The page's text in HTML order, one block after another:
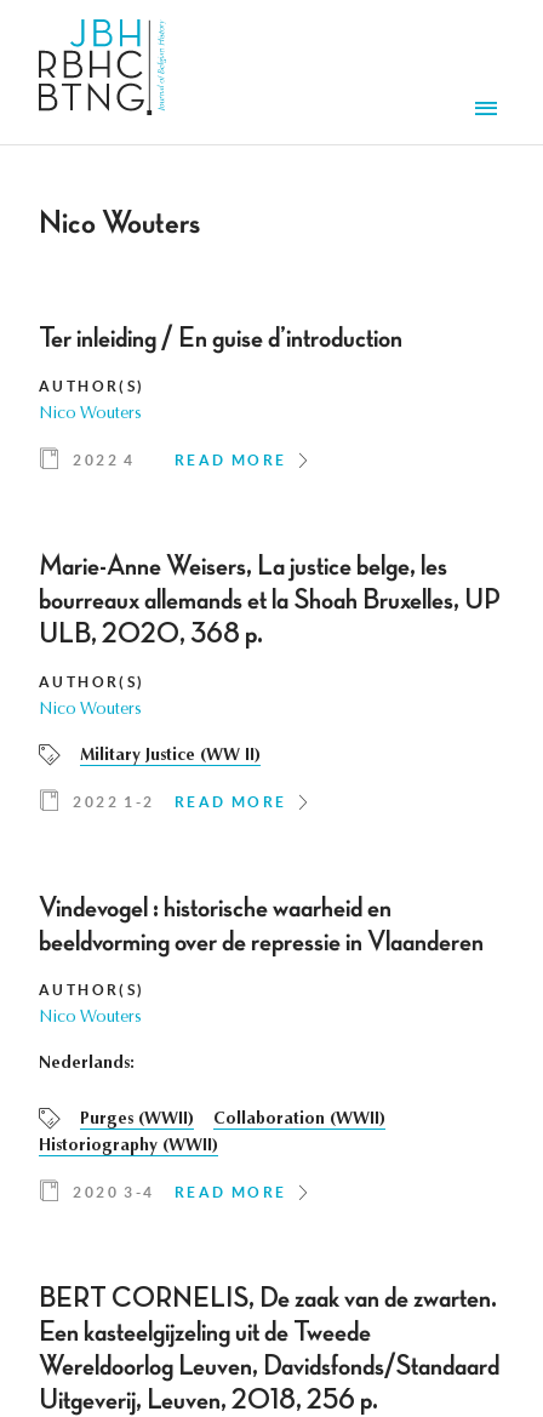
Nico Wouters
Ter inleiding / En guise d’introduction
AUTHOR(S)
Nico Wouters
2022 4 READ MORE
Marie-Anne Weisers, La justice belge, les
bourreaux allemands et la Shoah Bruxelles, UP
ULB, 2020, 368 p.
AUTHOR(S)
Nico Wouters
Military Justice (WW II)
2022 1-2 READ MORE
Vindevogel : historische waarheid en
beeldvorming over de repressie in Vlaanderen
AUTHOR(S)
Nico Wouters
Nederlands:
Purges (WWII)
Collaboration (WWII)
Historiography (WWII)
2020 3-4 READ MORE
BERT CORNELIS, De zaak van de zwarten.
Een kasteelgijzeling uit de Tweede
Wereldoorlog Leuven, Davidsfonds/Standaard
Uitgeverij, Leuven, 2018, 256 p.